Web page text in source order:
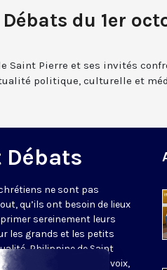
Débats du 1er
Saint Pierre et ses invités
politique, culturelle et
Débats
ne sont pas
qu’ils ont besoin de lieux
sereinement leurs
les grands et les petits
Philippine de Saint
fois quatre à cinq voix,